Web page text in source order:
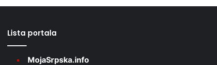
Lista portala
MojaSrpska.info